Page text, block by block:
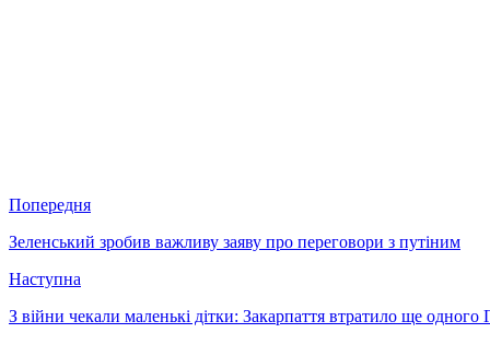
Попередня
Зеленський зробив важливу заяву про переговори з путіним
Наступна
З війни чекали маленькі дітки: Закарпаття втратило ще